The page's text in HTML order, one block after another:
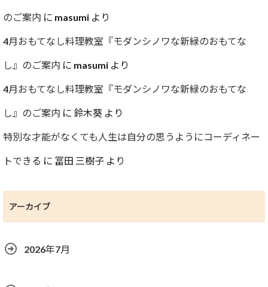
のご案内 に masumi より
4月おもてなし料理教室『モダンシノワな新緑のおもてな
し』のご案内 に masumi より
4月おもてなし料理教室『モダンシノワな新緑のおもてな
し』のご案内 に 鈴木葵 より
特別な才能がなくても人生は自分の思うようにコーディネー
トできる に 冨田 三樹子 より
アーカイブ
2026年7月